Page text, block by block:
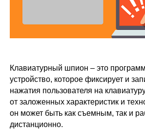
Клавиатурный шпион – это
устройство, которое фиксирует и
нажатия пользователя на
от заложенных характеристик и
он может быть как съемным, так и
дистанционно.